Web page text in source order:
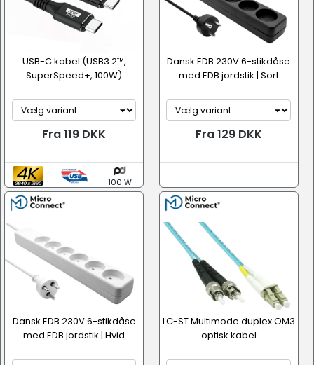
USB-C kabel (USB3.2™,
SuperSpeed+, 100W)
Fra 119 DKK
100 W
Dansk EDB 230V 6-stikdåse
med EDB jordstik | Sort
Fra 129 DKK
Dansk EDB 230V 6-stikdåse
med EDB jordstik | Hvid
LC-ST Multimode duplex OM3
optisk kabel